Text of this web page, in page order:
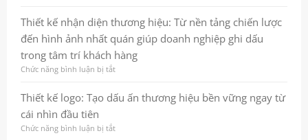
nghiệp
và
bền
vững
Quy
trình,
lợi
ích
checklist
chiến
nghiệp
kế
logo:
Cách
xây
dựng
dấu
thương
vững
Thiết kế nhận diện thương hiệu: Từ nền tảng chiến lược
đến hình ảnh nhất quán giúp doanh nghiệp ghi dấu
trong tâm trí khách hàng
Chức năng bình luận bị tắtở
kế
nhận
thương
Thiết kế logo: Tạo dấu ấn thương hiệu bền vững ngay từ
cái nhìn đầu tiên
Chức năng bình luận bị tắtở